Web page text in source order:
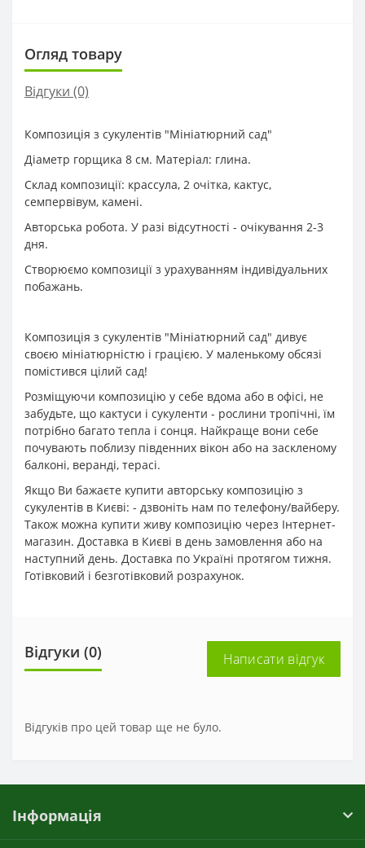
Огляд товару
Відгуки (0)
Композиція з сукулентів "Мініатюрний сад"
Діаметр горщика 8 см. Матеріал: глина.
Склад композиції: крассула, 2 очітка, кактус,
семпервівум, камені.
Авторська робота. У разі відсутності - очікування 2-3
дня.
Створюємо композиції з урахуванням індивідуальних
побажань.
Композиція з сукулентів "Мініатюрний сад" дивує
своєю мініатюрністю і грацією. У маленькому обсязі
помістився цілий сад!
Розміщуючи композицію у себе вдома або в офісі, не
забудьте, що кактуси і сукуленти - рослини тропічні, їм
потрібно багато тепла і сонця. Найкраще вони себе
почувають поблизу південних вікон або на заскленому
балконі, веранді, терасі.
Якщо Ви бажаєте купити авторську композицію з
сукулентів в Києві: - дзвоніть нам по телефону/вайберу.
Також можна купити живу композицію через Інтернет-
магазин. Доставка в Києві в день замовлення або на
наступний день. Доставка по Україні протягом тижня.
Готівковий і безготівковий розрахунок.
Відгуки (0) Написати відгук
Відгуків про цей товар ще не було.
Інформація